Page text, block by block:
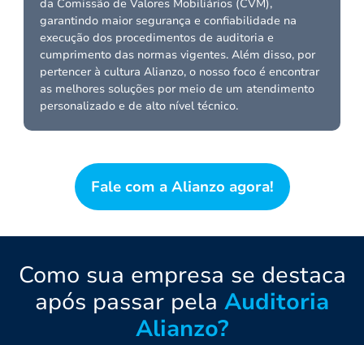
da Comissão de Valores Mobiliários (CVM),
garantindo maior segurança e confiabilidade na
execução dos procedimentos de auditoria e
cumprimento das normas vigentes. Além disso, por
pertencer à cultura Alianzo, o nosso foco é encontrar
as melhores soluções por meio de um atendimento
personalizado e de alto nível técnico.
Fale com a Alianzo agora!
Como sua empresa se destaca
após passar pela Auditoria
Alianzo?